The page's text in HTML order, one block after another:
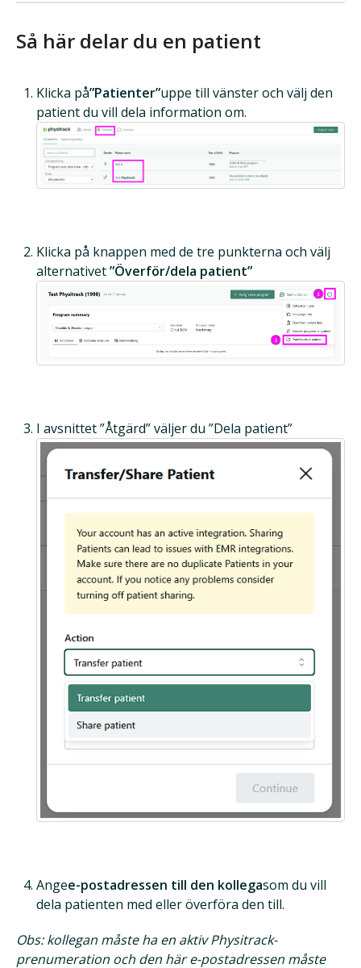
Så här delar du en patient
Klicka på”Patienter”uppe till vänster och välj den
patient du vill dela information om.
Klicka på knappen med de tre punkterna och välj
alternativet”Överför/dela patient”
I avsnittet ”Åtgärd” väljer du ”Dela patient”
Angee-postadressen till den kollegasom du vill
dela patienten med eller överföra den till.
Obs: kollegan måste ha en aktiv Physitrack-
prenumeration och den här e-postadressen måste